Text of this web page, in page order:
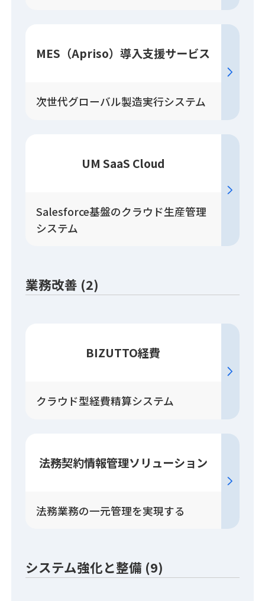
MES（Apriso）導入支援サービス
次世代グローバル製造実行システム
UM SaaS Cloud
Salesforce基盤のクラウド生産管理
システム
業務改善 (2)
BIZUTTO経費
クラウド型経費精算システム
法務契約情報管理ソリューション
法務業務の一元管理を実現する
システム強化と整備 (9)